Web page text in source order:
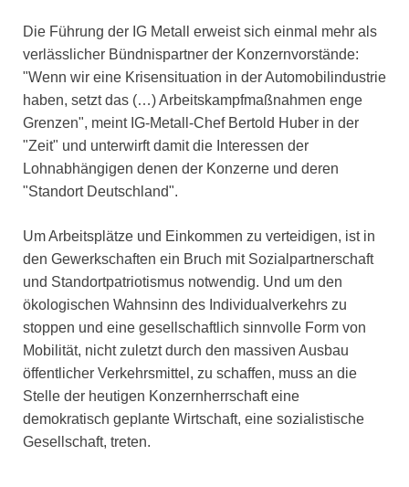
Die Führung der IG Metall erweist sich einmal mehr als
verlässlicher Bündnispartner der Konzernvorstände:
"Wenn wir eine Krisensituation in der Automobilindustrie
haben, setzt das (…) Arbeitskampfmaßnahmen enge
Grenzen", meint IG-Metall-Chef Bertold Huber in der
"Zeit" und unterwirft damit die Interessen der
Lohnabhängigen denen der Konzerne und deren
"Standort Deutschland".
Um Arbeitsplätze und Einkommen zu verteidigen, ist in
den Gewerkschaften ein Bruch mit Sozialpartnerschaft
und Standortpatriotismus notwendig. Und um den
ökologischen Wahnsinn des Individualverkehrs zu
stoppen und eine gesellschaftlich sinnvolle Form von
Mobilität, nicht zuletzt durch den massiven Ausbau
öffentlicher Verkehrsmittel, zu schaffen, muss an die
Stelle der heutigen Konzernherrschaft eine
demokratisch geplante Wirtschaft, eine sozialistische
Gesellschaft, treten.